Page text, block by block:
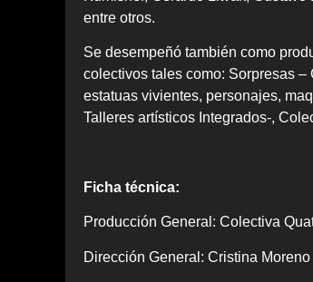
entre otros.
Se desempeñó también como
colectivos tales como: Sorpresas
estatuas vivientes, personajes,
Talleres artísticos Integrados-,
Ficha técnica:
Producción General: Colectiva
Dirección General: Cristina